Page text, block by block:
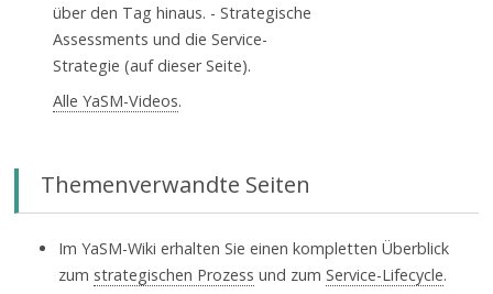
über den Tag hinaus. - Strategische
Assessments und die Service-
Strategie (auf dieser Seite).
Alle YaSM-Videos.
Themenverwandte Seiten
Im YaSM-Wiki erhalten Sie einen kompletten Überblick
zum strategischen Prozess und zumService-Lifecycle.